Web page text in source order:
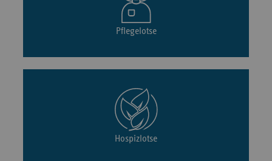
Pflegelotse
Hospizlotse